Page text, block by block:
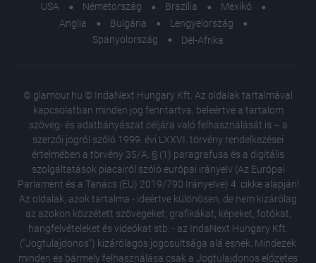
USA Németország Brazília
Mexikó
Anglia
Bulgária
Lengyelország
Spanyolország
Dél-Afrika
© glamour.hu © IndaNext Hungary Kft. Az oldalak tartalmával
kapcsolatban minden jog fenntartva, beleértve a tartalom
szöveg- és adatbányászat céljára való felhasználását is – a
szerzői jogról szóló 1999. évi LXXVI. törvény rendelkezései
értelmében a törvény 35/A. § (1) paragrafusa és a digitális
szolgáltatások piacairól szóló európai irányelv (Az Európai
Parlament és a Tanács (EU) 2019/790 Irányelve) 4. cikke alapján!
Az oldalak, azok tartalma - ideértve különösen, de nem kizárólag
az azokon közzétett szövegeket, grafikákat, képeket, fotókat,
hangfelvételeket és videókat stb. - az IndaNext Hungary Kft.
("Jogtulajdonos") kizárólagos jogosultsága alá esnek. Mindezek
minden és bármely felhasználása csak a Jogtulajdonos előzetes